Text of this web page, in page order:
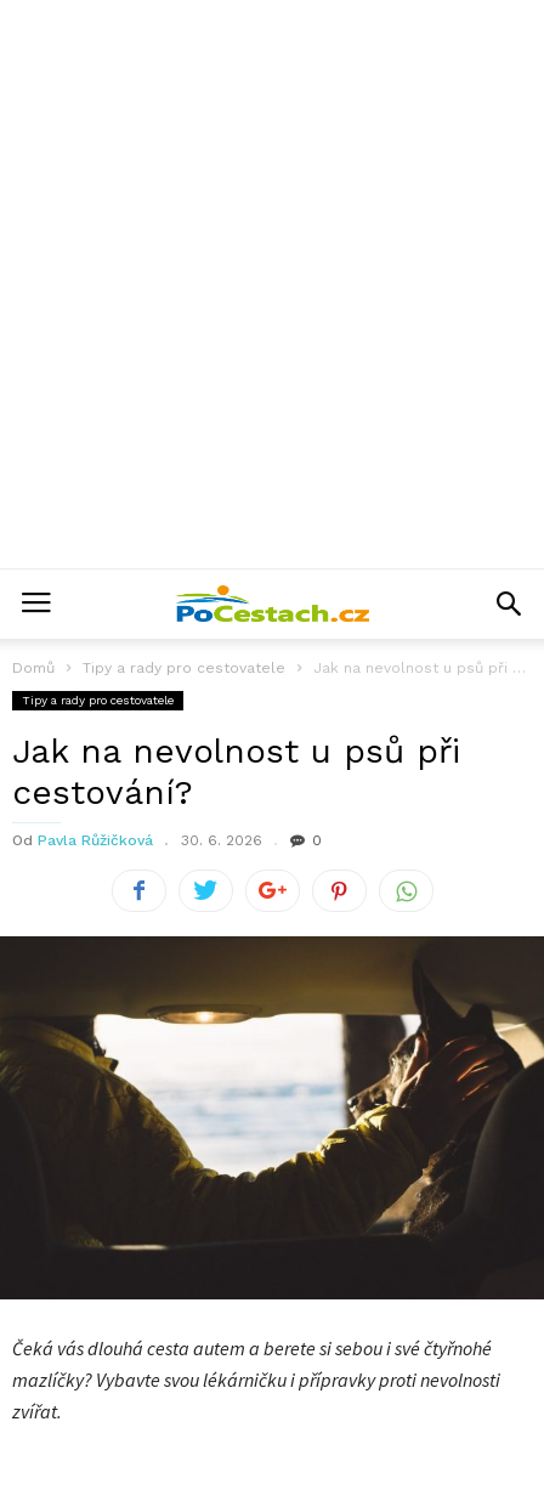
Domů Tipy a rady pro cestovatele Jak na nevolnost u psů při cestování?
Tipy a rady pro cestovatele
Jak na nevolnost u psů při
cestování?
Od Pavla Růžičková 30. 6. 2026 0
Čeká vás dlouhá cesta autem a berete si sebou i své čtyřnohé
mazlíčky? Vybavte svou lékárničku i přípravky proti nevolnosti
zvířat.